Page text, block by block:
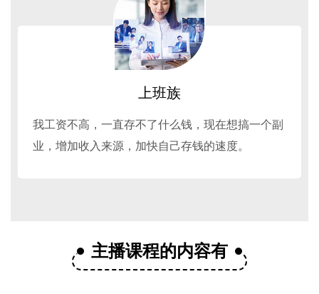
上班族
我工资不高，一直存不了什么钱，现在想搞一个副
业，增加收入来源，加快自己存钱的速度。
主播课程的内容有